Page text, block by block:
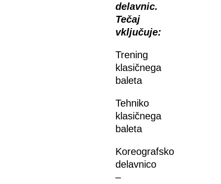
delavnic.
Tečaj
vključuje:
Trening
klasičnega
baleta
Tehniko
klasičnega
baleta
Koreografsko
delavnico
–